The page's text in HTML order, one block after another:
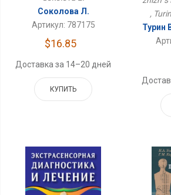
Соколова Л.
Артикул: 787175
$16.85
Доставка за 14–20 дней
КУПИТЬ
,
Турин